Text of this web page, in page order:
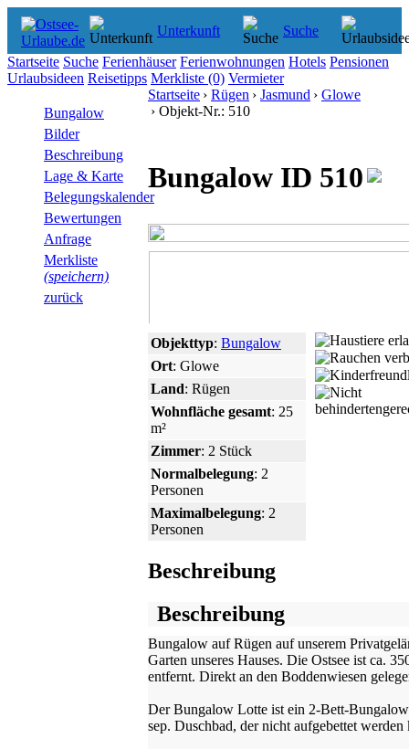
Unterkunft Suche
Startseite Suche Ferienhäuser Ferienwohnungen Hotels Pensionen
Urlaubsideen Reisetipps Merkliste (0) Vermieter
Bungalow
Bilder
Beschreibung
Lage & Karte
Belegungskalender
Bewertungen
Anfrage
Merkliste
(speichern)
zurück
Startseite › Rügen › Jasmund › Glowe
› Objekt-Nr.: 510
Bungalow ID 510
Objekttyp: Bungalow
Ort: Glowe
Land: Rügen
Wohnfläche gesamt: 25
m²
Zimmer: 2 Stück
Normalbelegung: 2
Personen
Maximalbelegung: 2
Personen
Beschreibung
Beschreibung
Bungalow auf Rügen auf unserem
Garten unseres Hauses. Die Ostsee ist ca.
entfernt. Direkt an den Boddenwiesen
Der Bungalow Lotte ist ein 2-Bett-
sep. Duschbad, der nicht aufgebettet werden